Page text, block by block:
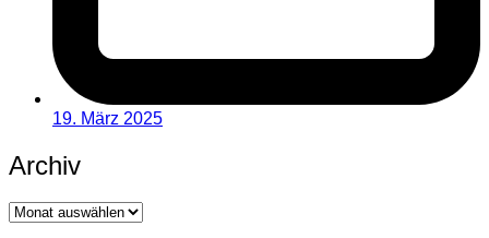
19. März 2025
Archiv
Archiv